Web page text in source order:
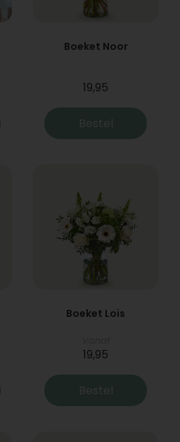
Boeket Noor
19,95
Bestel
Boeket Lois
19,95
Bestel